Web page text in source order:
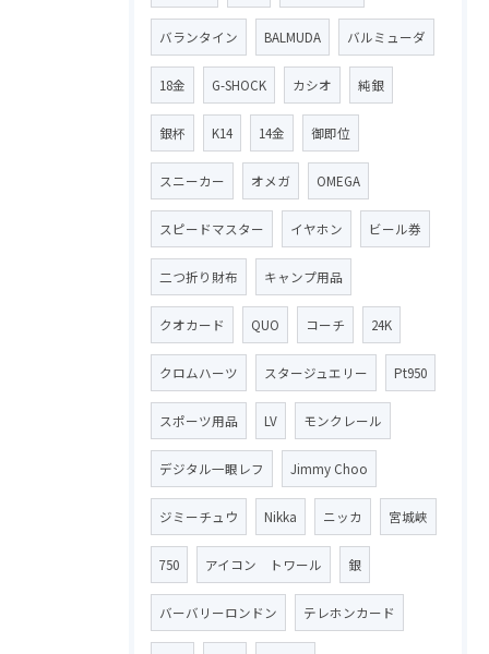
バランタイン BALMUDA バルミューダ
18金 G-SHOCK カシオ 純銀
銀杯 K14 14金 御即位
スニーカー オメガ OMEGA
スピードマスター イヤホン ビール券
二つ折り財布 キャンプ用品
クオカード QUO コーチ 24K
クロムハーツ スタージュエリー Pt950
スポーツ用品 LV モンクレール
デジタル一眼レフ Jimmy Choo
ジミーチュウ Nikka ニッカ 宮城峡
750 アイコン トワール 銀
バーバリーロンドン テレホンカード